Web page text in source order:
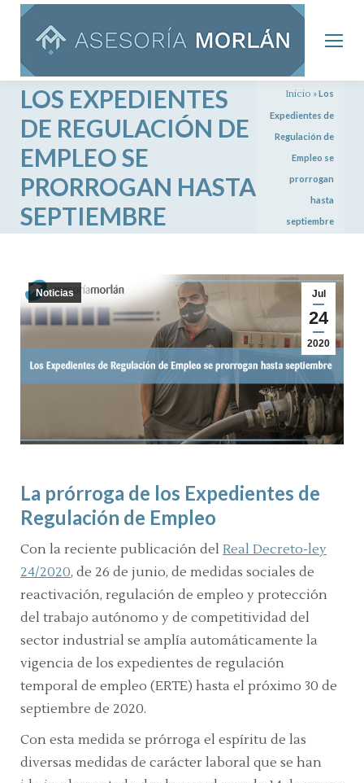
LOS EXPEDIENTES
DE REGULACIÓN DE
EMPLEO SE
PRORROGAN HASTA
SEPTIEMBRE
Inicio »Los
Expedientes de
Regulación de
Empleo se
prorrogan
hasta
septiembre
Jul
24
2020
Noticias
La prórroga de los Expedientes de
Regulación de Empleo
Con la reciente publicación del Real Decreto-ley
24/2020, de 26 de junio, de medidas sociales de
reactivación, regulación de empleo y protección
del trabajo autónomo y de competitividad del
sector industrial se amplía automáticamente la
vigencia de los expedientes de regulación
temporal de empleo (ERTE) hasta el próximo 30 de
septiembre de 2020.
Con esta medida se prórroga el espíritu de las
diversas medidas de carácter laboral que se han